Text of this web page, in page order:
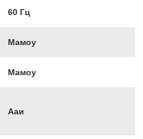
60 Гц
Мамоу
Мамоу
Ааи